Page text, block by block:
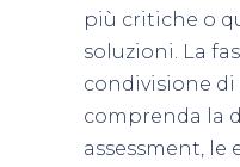
più critiche o
soluzioni. La
condivisione
comprenda la
assessment, le